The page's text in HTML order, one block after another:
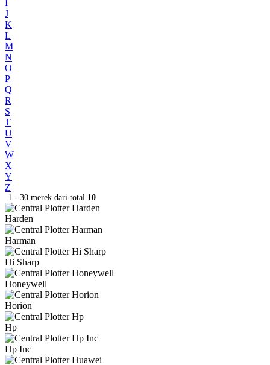
I
J
K
L
M
N
O
P
Q
R
S
T
U
V
W
X
Y
Z
1 - 30 merek dari total 10
Harden
Harman
Hi Sharp
Honeywell
Horion
Hp
Hp Inc